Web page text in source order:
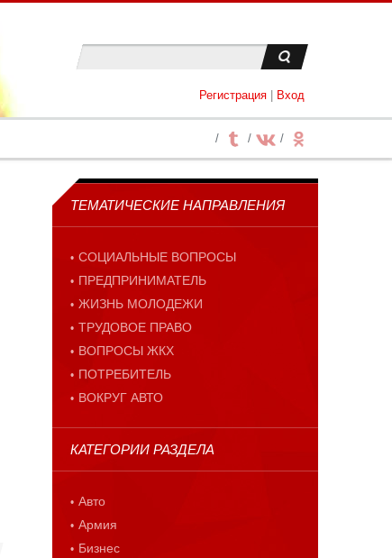
Регистрация Вход
ТЕМАТИЧЕСКИЕ НАПРАВЛЕНИЯ
СОЦИАЛЬНЫЕ ВОПРОСЫ
ПРЕДПРИНИМАТЕЛЬ
ЖИЗНЬ МОЛОДЕЖИ
ТРУДОВОЕ ПРАВО
ВОПРОСЫ ЖКХ
ПОТРЕБИТЕЛЬ
ВОКРУГ АВТО
КАТЕГОРИИ РАЗДЕЛА
Авто
Армия
Бизнес